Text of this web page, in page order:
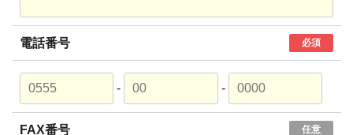
電話番号 必須
- -
FAX番号 任意